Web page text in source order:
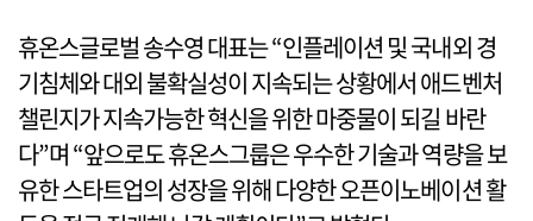
휴온스글로벌 송수영 대표는 “인플레이션 및 국내외 경
기침체와 대외 불확실성이 지속되는 상황에서 애드벤처
챌린지가 지속가능한 혁신을 위한 마중물이 되길 바란
다”며 “앞으로도 휴온스그룹은 우수한 기술과 역량을 보
유한 스타트업의 성장을 위해 다양한 오픈이노베이션 활